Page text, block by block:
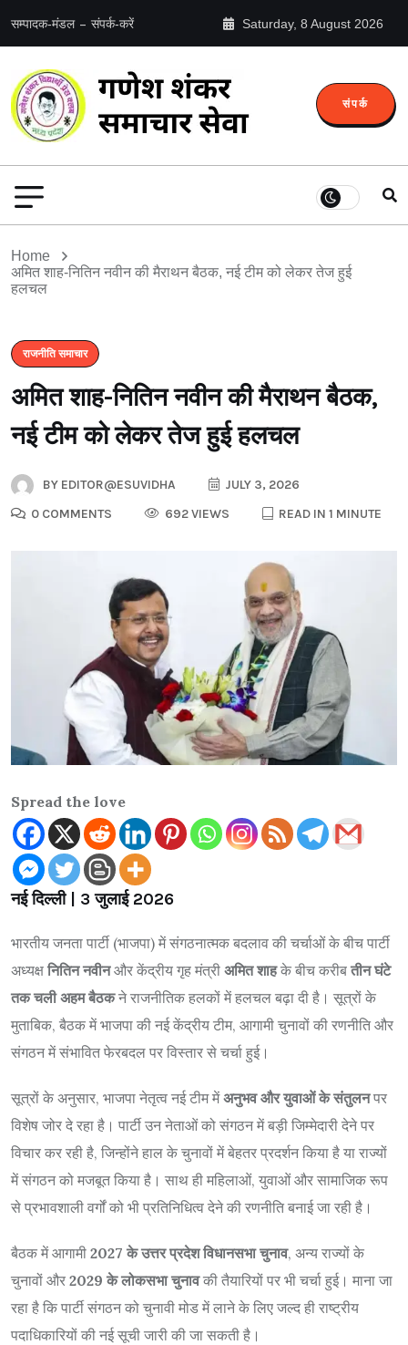
सम्पादक-मंडल संपर्क-करें Saturday, 8 August 2026
संपर्क
Home
अमित शाह-नितिन नवीन की मैराथन बैठक, नई टीम को लेकर तेज हुई
हलचल
राजनीति समाचार
अमित शाह-नितिन नवीन की मैराथन बैठक,
नई टीम को लेकर तेज हुई हलचल
BY EDITOR@ESUVIDHA
JULY 3, 2026
0 COMMENTS
692 VIEWS READ IN 1 MINUTE
Spread the love
नई दिल्ली | 3 जुलाई 2026
भारतीय जनता पार्टी (भाजपा) में संगठनात्मक बदलाव की चर्चाओं के बीच पार्टी
अध्यक्ष नितिन नवीनऔर केंद्रीय गृह मंत्री अमित शाहके बीच करीब तीन घंटे
तक चली अहम बैठकने राजनीतिक हलकों में हलचल बढ़ा दी है। सूत्रों के
मुताबिक, बैठक में भाजपा की नई केंद्रीय टीम, आगामी चुनावों की रणनीति और
संगठन में संभावित फेरबदल पर विस्तार से चर्चा हुई।
सूत्रों के अनुसार, भाजपा नेतृत्व नई टीम मेंअनुभव और युवाओं के संतुलनपर
विशेष जोर दे रहा है। पार्टी उन नेताओं को संगठन में बड़ी जिम्मेदारी देने पर
विचार कर रही है, जिन्होंने हाल के चुनावों में बेहतर प्रदर्शन किया है या राज्यों
में संगठन को मजबूत किया है। साथ ही महिलाओं, युवाओं और सामाजिक रूप
से प्रभावशाली वर्गों को भी प्रतिनिधित्व देने की रणनीति बनाई जा रही है।
बैठक में आगामी 2027 के उत्तर प्रदेश विधानसभा चुनाव, अन्य राज्यों के
चुनावों और 2029 के लोकसभा चुनावकी तैयारियों पर भी चर्चा हुई। माना जा
रहा है कि पार्टी संगठन को चुनावी मोड में लाने के लिए जल्द ही राष्ट्रीय
पदाधिकारियों की नई सूची जारी की जा सकती है।